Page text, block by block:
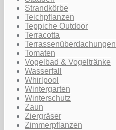
Strandkörbe
Teichpflanzen
Teppiche Outdoor
Terracotta
Terrassenüberdachungen
Tomaten
Vogelbad & Vogeltränke
Wasserfall
Whirlpool
Wintergarten
Winterschutz
Zaun
Ziergräser
Zimmerpflanzen